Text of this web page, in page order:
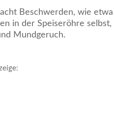
Beschwerden, wie
in der Speiseröhre
Mundgeruch.